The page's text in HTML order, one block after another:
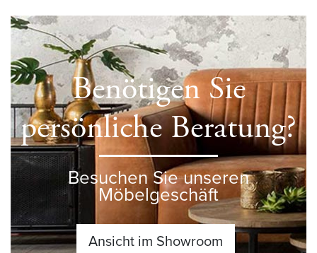
Benötigen Sie
persönliche Beratung?
Besuchen Sie unseren
Möbelgeschäft
Ansicht im Showroom